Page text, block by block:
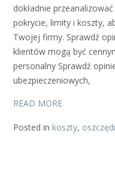
dokładnie
pokrycie, limity i koszty,
Twojej firmy. Sprawdź
klientów mogą być
personalny Sprawdź
ubezpieczeniowych,
READ MORE
Posted in koszty,